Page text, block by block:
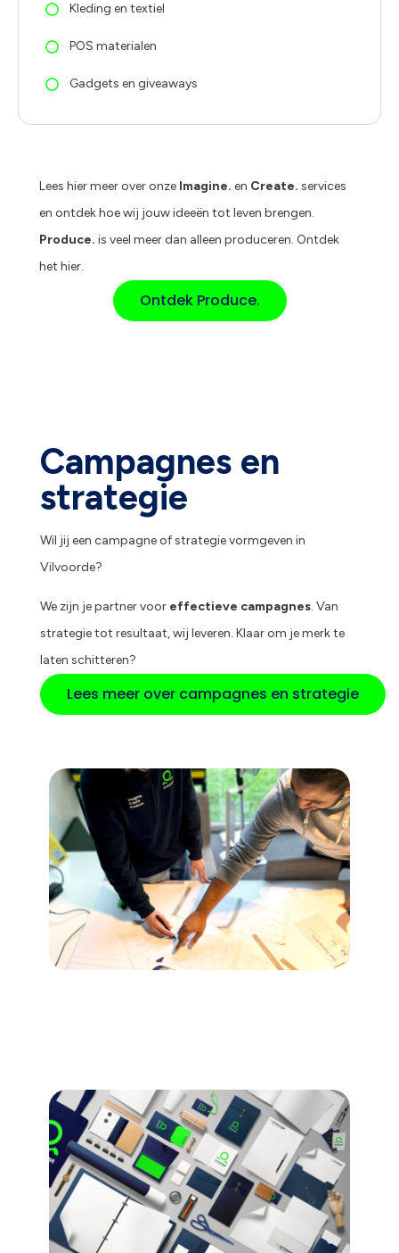
Kleding en textiel
POS materialen
Gadgets en giveaways
Lees hier meer over onze Imagine. en Create. services
en ontdek hoe wij jouw ideeën tot leven brengen.
Produce. is veel meer dan alleen produceren. Ontdek
het hier.
Ontdek Produce.
Campagnes en
strategie
Wil jij een campagne of strategie vormgeven in
Vilvoorde?
We zijn je partner voor effectieve campagnes. Van
strategie tot resultaat, wij leveren. Klaar om je merk te
laten schitteren?
Lees meer over campagnes en strategie